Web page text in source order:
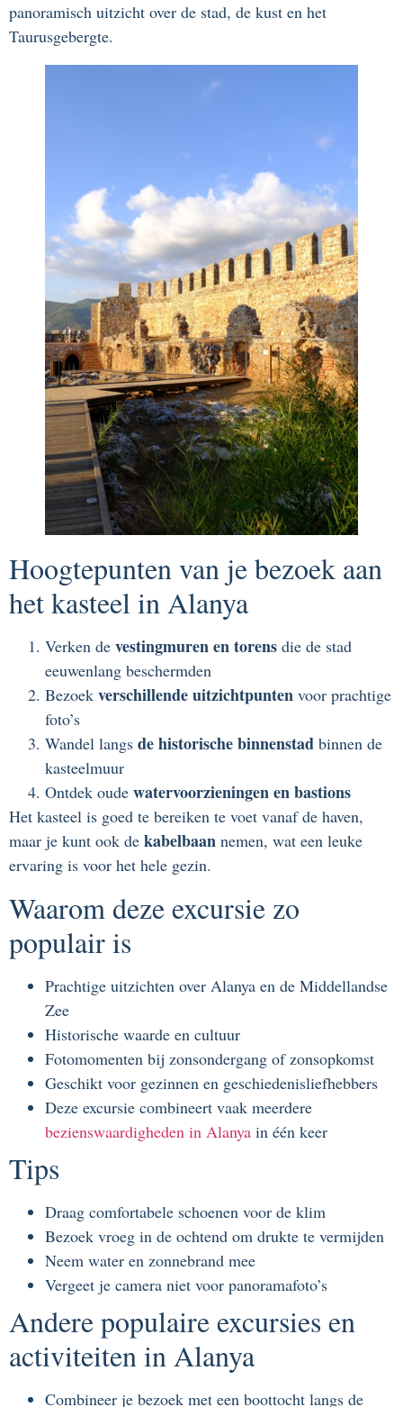
panoramisch uitzicht over de stad, de kust en het
Taurusgebergte.
Hoogtepunten van je bezoek aan
het kasteel in Alanya
Verken de vestingmuren en torens die de stad
eeuwenlang beschermden
Bezoek verschillende uitzichtpunten voor prachtige
foto’s
Wandel langs de historische binnenstad binnen de
kasteelmuur
Ontdek oude watervoorzieningen en bastions
Het kasteel is goed te bereiken te voet vanaf de haven,
maar je kunt ook de kabelbaan nemen, wat een leuke
ervaring is voor het hele gezin.
Waarom deze excursie zo
populair is
Prachtige uitzichten over Alanya en de Middellandse
Zee
Historische waarde en cultuur
Fotomomenten bij zonsondergang of zonsopkomst
Geschikt voor gezinnen en geschiedenisliefhebbers
Deze excursie combineert vaak meerdere
bezienswaardigheden in Alanya in één keer
Tips
Draag comfortabele schoenen voor de klim
Bezoek vroeg in de ochtend om drukte te vermijden
Neem water en zonnebrand mee
Vergeet je camera niet voor panoramafoto’s
Andere populaire excursies en
activiteiten in Alanya
Combineer je bezoek met een boottocht langs de